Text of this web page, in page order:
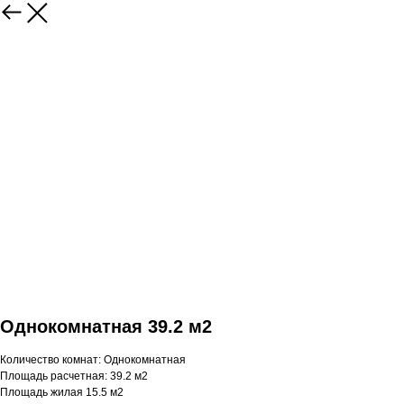
Однокомнатная 39.2 м2
Количество комнат: Однокомнатная
Площадь расчетная: 39.2 м2
Площадь жилая 15.5 м2